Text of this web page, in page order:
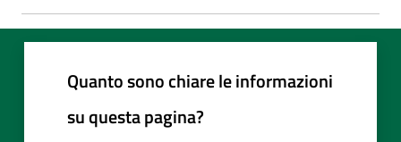
Quanto sono chiare le informazioni
su questa pagina?